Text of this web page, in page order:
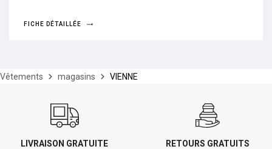
FICHE DÉTAILLÉE
Vêtements magasins VIENNE
LIVRAISON GRATUITE
RETOURS GRATUITS